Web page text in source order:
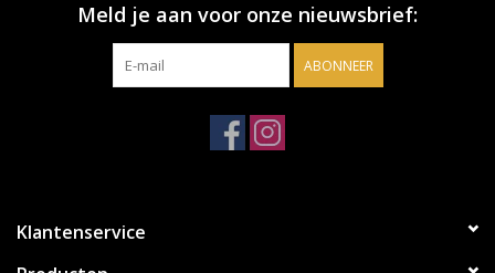
Meld je aan voor onze nieuwsbrief:
ABONNEER
Klantenservice